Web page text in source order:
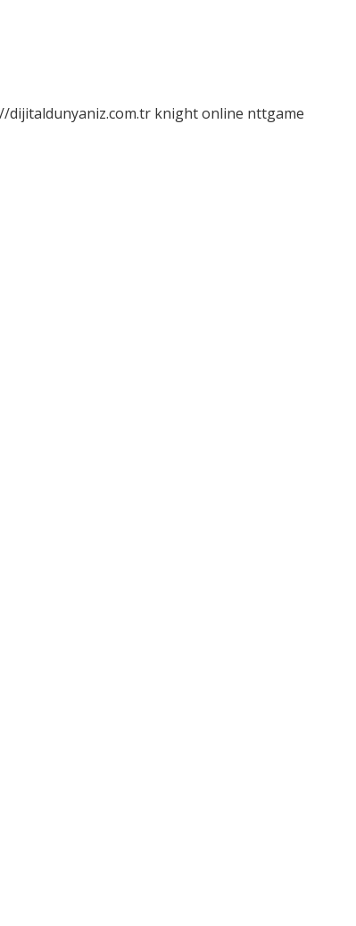
dijitaldunyaniz.com.tr knight online nttgame